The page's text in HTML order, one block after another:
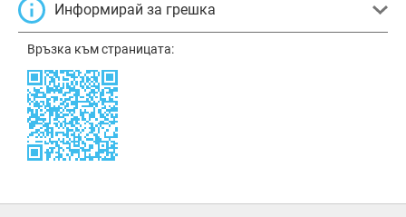
Информирай за грешка
Връзка към страницата: